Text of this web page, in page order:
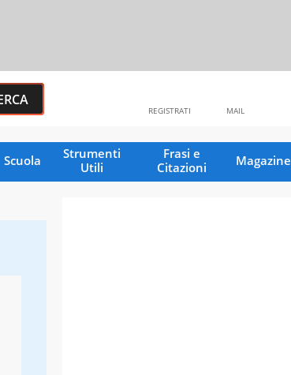
MAIL
REGISTRATI
Scuola
Strumenti
Utili
Frasi e
Citazioni
Magazine